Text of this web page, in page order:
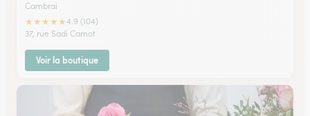
Cambrai
★★★★★4.9 (104)
37, rue Sadi Carnot
Voir la boutique